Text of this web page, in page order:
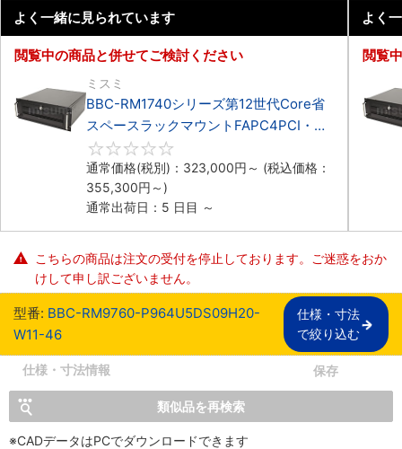
よく一緒に見られています
閲覧中の商品と併せてご検討ください
ミスミ
BBC-RM1740シリーズ第12世代Core省
スペースラックマウントFAPC4PCI・
3PCIe
通常価格(税別)： 323,000円 ～ (税込価格：
355,300円 ～)
通常出荷日：5 日目 ～
よく
閲覧
こちらの商品は注文の受付を停止しております。ご迷惑をおか
けして申し訳ございません。
型番: BBC-RM9760-P964U5DS09H20-
W11-46
仕様・寸法
で絞り込む
仕様・寸法情報 保存
類似品を再検索
※CADデータはPCでダウンロードできます